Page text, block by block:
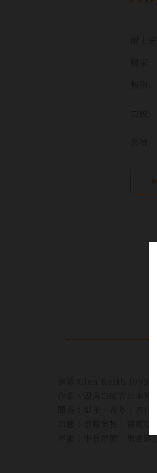
這款 Glen Keith 1993
尾韻：中長尾韻，果香綿